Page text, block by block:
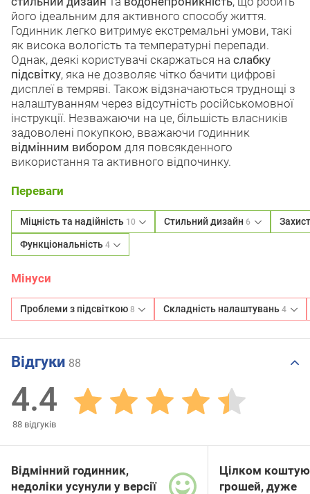
його ідеальним для активного способу життя.
Годинник легко витримує екстремальні умови, такі
як висока вологість та температурні перепади.
Однак, деякі користувачі скаржаться на слабку
підсвітку, яка не дозволяє чітко бачити цифрові
дисплеї в темряві. Також відзначаються труднощі з
налаштуванням через відсутність російськомовної
інструкції. Незважаючи на це, більшість власників
задоволені покупкою, вважаючи годинник
відмінним вибором для повсякденного
використання та активного відпочинку.
Переваги
Міцність та надійність 10 Стильний дизайн6
Функціональність 4
Мінуси
Проблеми з підсвіткою 8 Складність налаштувань4
Відгуки 88
4.4
88 відгуків
Відмінний годинник,
недоліки усунули у версії
Цілком
грошей, дуже